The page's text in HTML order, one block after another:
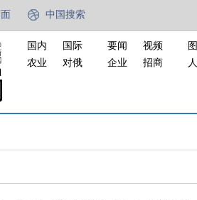
中国搜索
国内
国际
农业
对俄
要闻
视频
企业
招商